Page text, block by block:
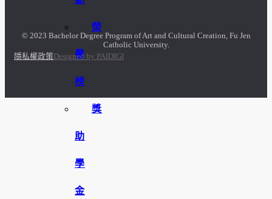
榮
譽
榜
獎
助
學
金
© 2023 Bachelor Degree Program of Art and Cultural Creation, Fu Jen
Catholic University.
隱私權政策 Designed by PAIDIGI